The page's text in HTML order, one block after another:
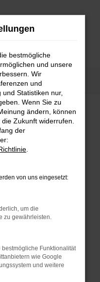
Sie eine große
Modellen.
dir helfen
bestmögliche
und unsere
Wir
und
Statistiken nur,
Wenn Sie zu
ändern, können
Zukunft widerrufen.
der
von uns eingesetzt:
um die
zu gewährleisten.
Funktionalität
wie Google
und weitere